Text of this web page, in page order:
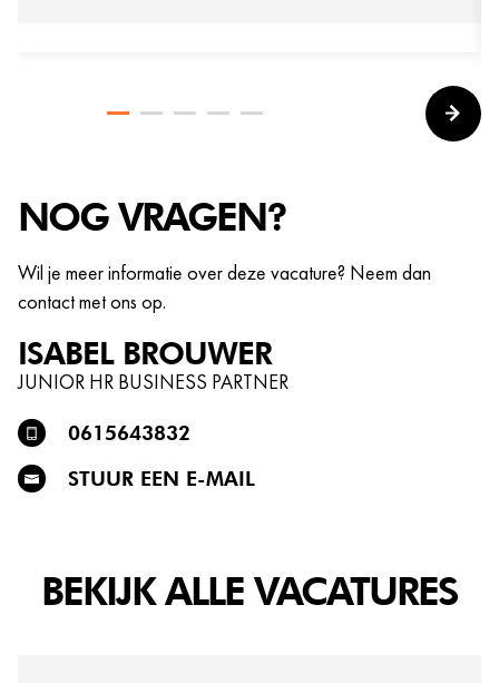
NOG VRAGEN?
Wil je meer informatie over deze vacature? Neem dan
contact met ons op.
ISABELBROUWER
JUNIOR HR BUSINESS PARTNER
0615643832
STUUR EEN E-MAIL
BEKIJK ALLE VACATURES